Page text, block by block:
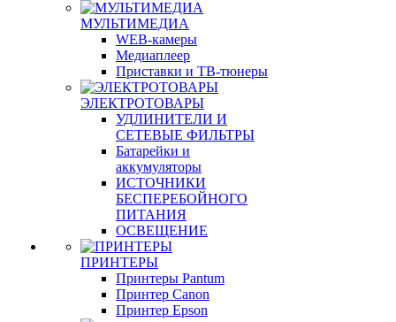
МУЛЬТИМЕДИА
WEB-камеры
Медиаплеер
Приставки и ТВ-тюнеры
ЭЛЕКТРОТОВАРЫ
УДЛИНИТЕЛИ И
СЕТЕВЫЕ ФИЛЬТРЫ
Батарейки и
аккумуляторы
ИСТОЧНИКИ
БЕСПЕРЕБОЙНОГО
ПИТАНИЯ
ОСВЕЩЕНИЕ
ПРИНТЕРЫ
Принтеры Pantum
Принтер Canon
Принтер Epson